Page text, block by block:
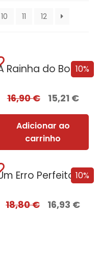
10 11 12
10%
A Rainha do BookTok
16,90€ 15,21 €
Adicionar ao
carrinho
10%
Um Erro Perfeito – Edição com EDGES
18,80€ 16,93 €